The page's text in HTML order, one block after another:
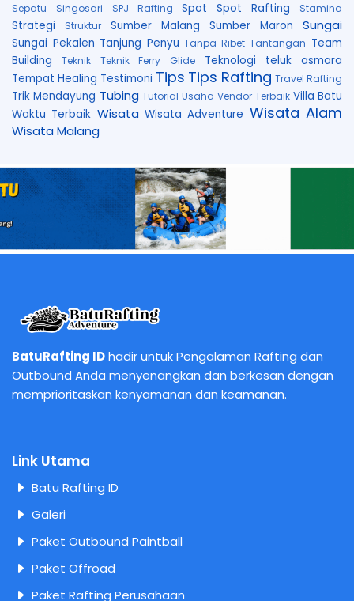
Sepatu Singosari SPJ Rafting Spot Spot Rafting Stamina
Strategi Struktur Sumber Malang Sumber Maron Sungai
Sungai Pekalen Tanjung Penyu Tanpa Ribet Tantangan Team
Building
Teknik Teknik Ferry Glide Teknologi
teluk asmara
Tempat Healing Testimoni Tips Tips Rafting Travel Rafting
Trik Mendayung Tubing Tutorial Usaha Vendor Terbaik Villa Batu
Waktu Terbaik Wisata Wisata Adventure Wisata Alam
Wisata Malang
BatuRafting IDhadir untuk Pengalaman Rafting dan
Outbound Anda menyenangkan dan berkesan dengan
memprioritaskan kenyamanan dan keamanan.
Link Utama
Batu Rafting ID
Galeri
Paket Outbound Paintball
Paket Offroad
Paket Rafting Perusahaan